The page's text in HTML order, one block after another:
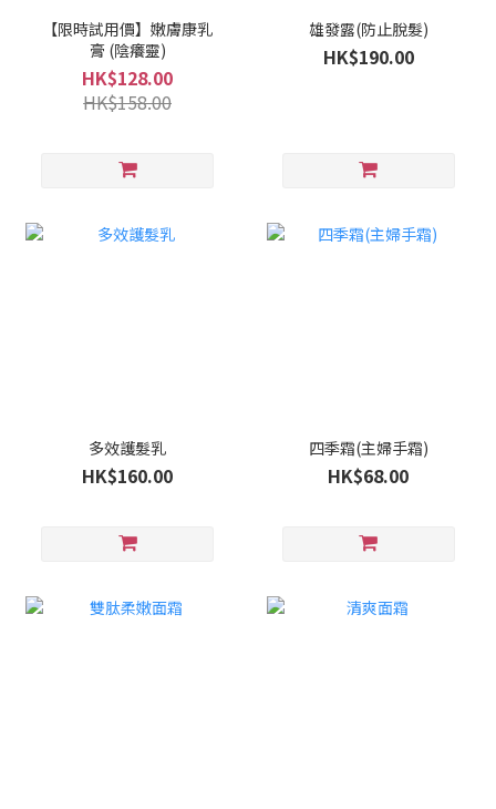
【限時試用價】嫩膚康乳
膏 (陰癢靈)
HK$128.00
HK$158.00
雄發露(防止脫髮)
HK$190.00
多效護髮乳
HK$160.00
四季霜(主婦手霜)
HK$68.00